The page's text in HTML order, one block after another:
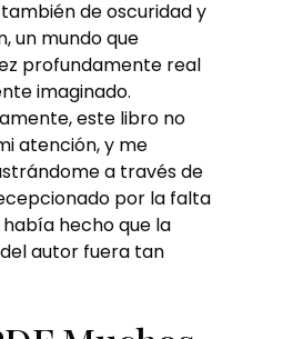
de oscuridad y
un mundo que
profundamente real
imaginado.
este libro no
atención, y me
a través de
por la falta
hecho que la
autor fuera tan